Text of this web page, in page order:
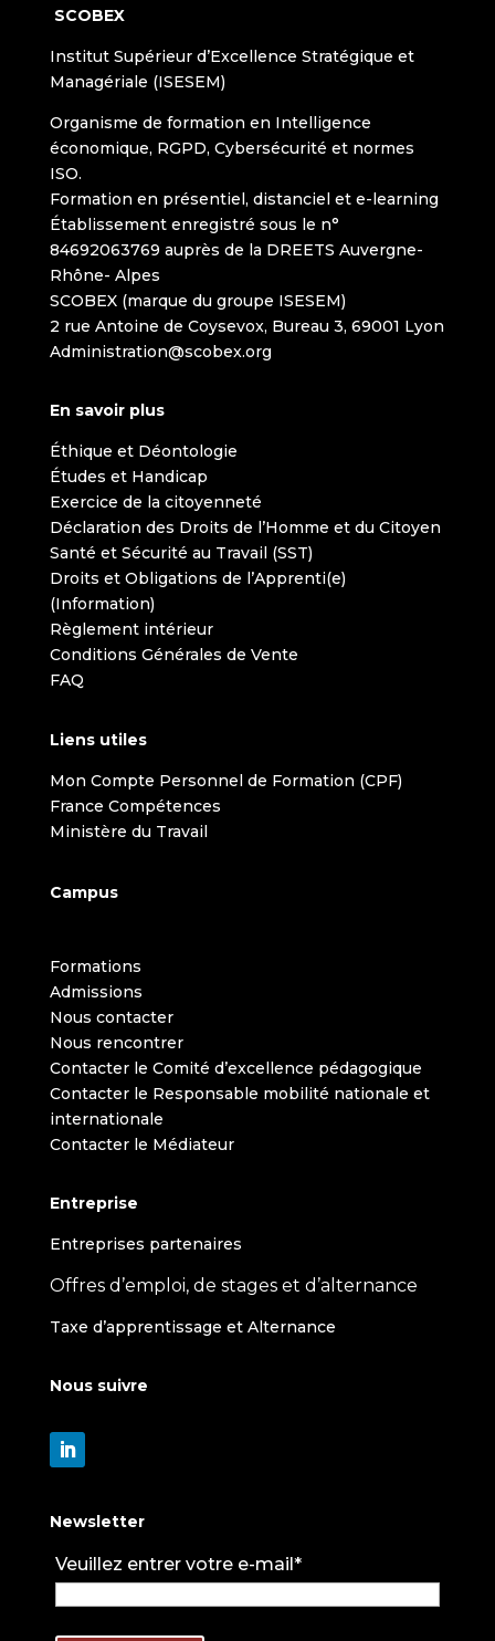
SCOBEX
Institut Supérieur d’Excellence Stratégique et
Managériale (ISESEM)
Organisme de formation en Intelligence
économique, RGPD, Cybersécurité et normes
ISO.
Formation en présentiel, distanciel et e-learning
Établissement enregistré sous le n°
84692063769 auprès de la DREETS Auvergne-
Rhône- Alpes
SCOBEX (marque du groupe ISESEM)
2 rue Antoine de Coysevox, Bureau 3, 69001 Lyon
Administration@scobex.org
En savoir plus
Éthique et Déontologie
Études et Handicap
Exercice de la citoyenneté
Déclaration des Droits de l’Homme et du Citoyen
Santé et Sécurité au Travail (SST)
Droits et Obligations de l’Apprenti(e)
(Information)
Règlement intérieur
Conditions Générales de Vente
FAQ
Liens utiles
Mon Compte Personnel de Formation (CPF)
France Compétences
Ministère du Travail
Campus
Formations
Admissions
Nous contacter
Nous rencontrer
Contacter le Comité d’excellence pédagogique
Contacter le Responsable mobilité nationale et
internationale
Contacter le Médiateur
Entreprise
Entreprises partenaires
Offres d’emploi, de stages et d’alternance
Taxe d’apprentissage et Alternance
Nous suivre
Newsletter
Veuillez entrer votre e-mail*